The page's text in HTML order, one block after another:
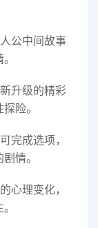
公中间故事
升级的精彩
险。
完成选项，
情。
心理变化，